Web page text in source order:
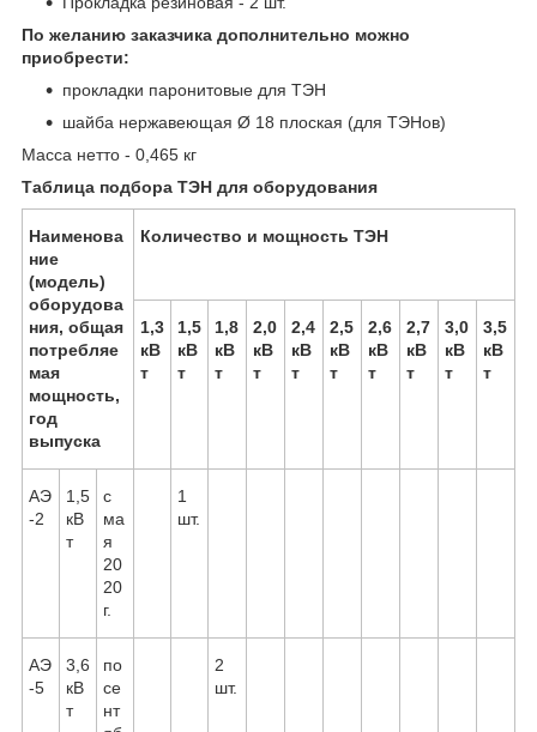
По желанию заказчика дополнительно можно
приобрести:
прокладки паронитовые для ТЭН
шайба нержавеющая Ø 18 плоская (для ТЭНов)
Масса нетто - 0,465 кг
Таблица подбора ТЭН для оборудования
Наименова
ние
(модель)
оборудова
ния, общая
потребляе
мая
мощность,
год
выпуска
Количество и мощность ТЭН
1,3
кВ
т
1,5
кВ
т
1,8
кВ
т
2,0
кВ
т
2,4
кВ
т
2,5
кВ
т
2,6
кВ
т
2,7
кВ
т
3,0
кВ
т
3,5
кВ
т
АЭ
-2
1,5
кВ
т
с
ма
я
20
20
г.
1
шт.
АЭ
-5
3,6
кВ
т
по
се
нт
2
шт.